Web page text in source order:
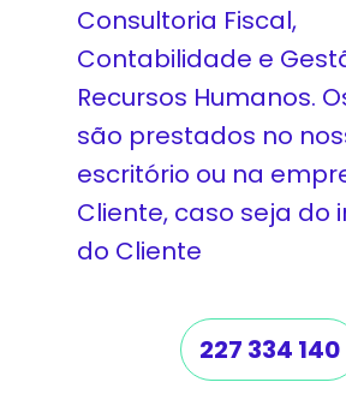
Consultoria Fiscal,
Contabilidade e
Recursos Humanos.
são prestados no
escritório ou na
Cliente, caso seja do
do Cliente
227 334 140